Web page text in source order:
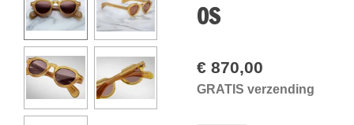
OS
€ 870,00
GRATIS verzending